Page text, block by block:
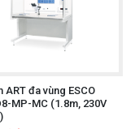
ART đa vùng ESCO
MP-MC (1.8m, 230V